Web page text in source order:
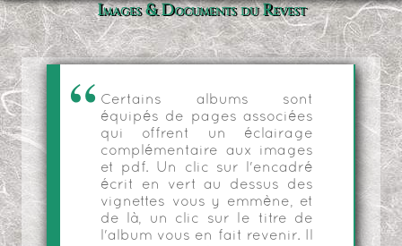
Images & Documents du Revest
Certains albums sont
équipés de pages associées
qui offrent un éclairage
complémentaire aux images
et pdf. Un clic sur l'encadré
écrit en vert au dessus des
vignettes vous y emmène, et
de là, un clic sur le titre de
l'album vous en fait revenir. Il